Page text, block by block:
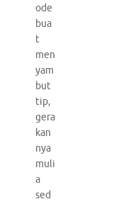
ode
bua
t
men
yam
but
tip,
gera
kan
nya
muli
a
sed